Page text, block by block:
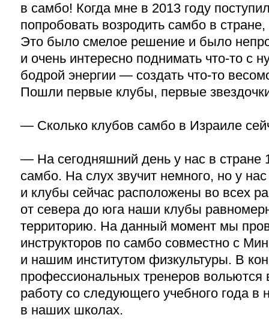
в самбо! Когда мне в 2013 году
попробовать возродить самбо в
Это было смелое решение и было
и очень интересно поднимать что-то с
бодрой энергии — создать что-то
Пошли первые клубы, первые
— Сколько клубов самбо в Израиле
— На сегодняшний день у нас в стране
самбо. На слух звучит немного, но у
и клубы сейчас расположены во всех
от севера до юга наши клубы
территорию. На данный момент мы
инструкторов по самбо совместно с
и нашим институтом физкультуры. В
профессиональных тренеров вольются
работу со следующего учебного года в
в наших школах.